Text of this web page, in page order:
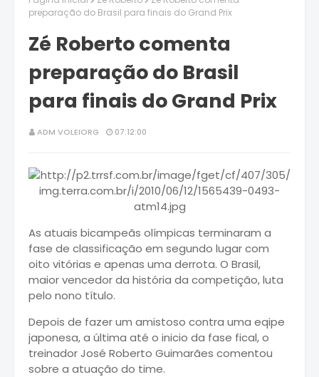
preparação do Brasil para finais do Grand Prix
Zé Roberto comenta
preparação do Brasil
para finais do Grand Prix
ADM VOLEIORG 07:12:00
As atuais bicampeãs olímpicas terminaram a
fase de classificação em segundo lugar com
oito vitórias e apenas uma derrota. O Brasil,
maior vencedor da história da competição, luta
pelo nono título.
Depois de fazer um amistoso contra uma eqipe
japonesa, a última até o inicio da fase fical, o
treinador José Roberto Guimarães comentou
sobre a atuação do time.